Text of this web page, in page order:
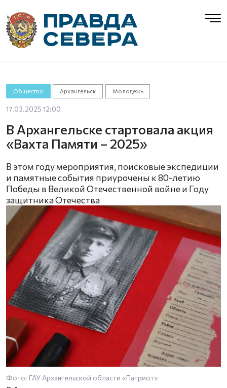
Общество Архангельск Молодёжь
17.03.2025 12:00
В Архангельске стартовала акция
«Вахта Памяти – 2025»
В этом году мероприятия, поисковые экспедиции
и памятные события приурочены к 80-летию
Победы в Великой Отечественной войне и Году
защитника Отечества
Фото: ГАУ Архангельской области «Патриот»